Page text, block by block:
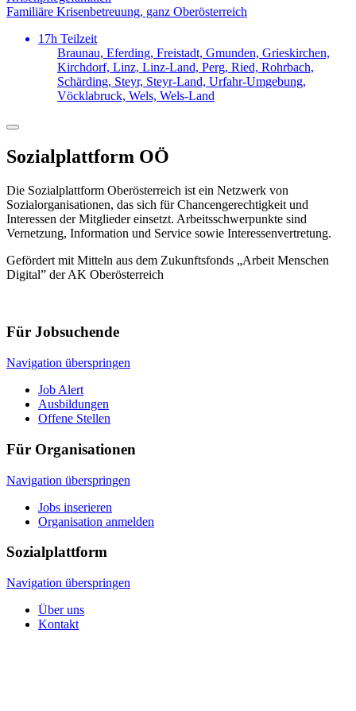
Familiäre Krisenbetreuung, ganz Oberösterreich
17h Teilzeit
Braunau, Eferding, Freistadt, Gmunden, Grieskirchen,
Kirchdorf, Linz, Linz-Land, Perg, Ried, Rohrbach,
Schärding, Steyr, Steyr-Land, Urfahr-Umgebung,
Vöcklabruck, Wels, Wels-Land
Sozialplattform OÖ
Die Sozialplattform Oberösterreich ist ein Netzwerk von
Sozialorganisationen, das sich für Chancengerechtigkeit und
Interessen der Mitglieder einsetzt. Arbeitsschwerpunkte sind
Vernetzung, Information und Service sowie Interessenvertretung.
Gefördert mit Mitteln aus dem Zukunftsfonds „Arbeit Menschen
Digital” der AK Oberösterreich
Für Jobsuchende
Navigation überspringen
Job Alert
Ausbildungen
Offene Stellen
Für Organisationen
Navigation überspringen
Jobs inserieren
Organisation anmelden
Sozialplattform
Navigation überspringen
Über uns
Kontakt